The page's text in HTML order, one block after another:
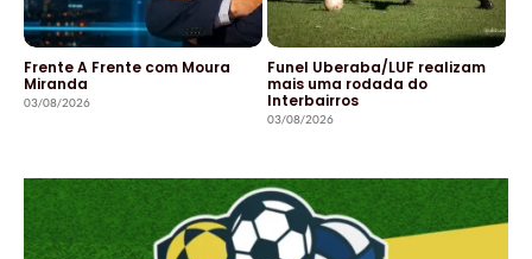
Frente A Frente com Moura
Miranda
03/08/2026
Funel Uberaba/LUF realizam
mais uma rodada do
Interbairros
03/08/2026